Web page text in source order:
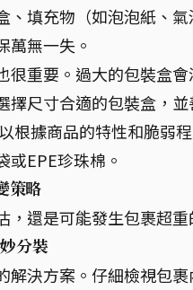
、填充物（如泡泡紙、
萬無一失。
很重要。過大的包裝盒
擇尺寸合適的包裝盒，
根據商品的特性和脆弱
或EPE珍珠棉。
策略
，還是可能發生包裹超
分裝
解決方案。仔細檢視包